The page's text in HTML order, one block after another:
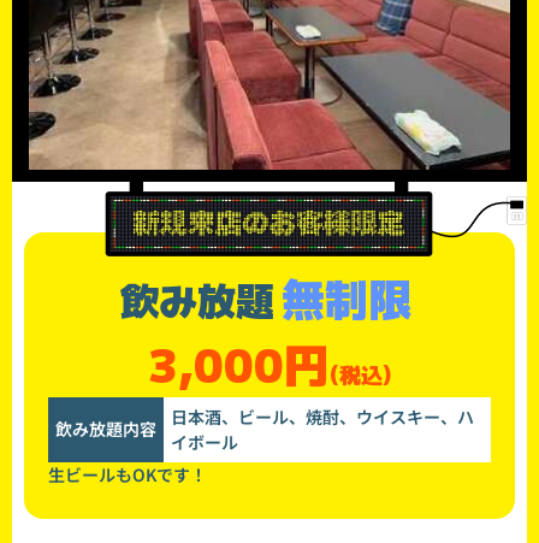
飲み放題無制限
3,000円(税込)
飲み放題内容
日本酒、ビール、焼酎、ウイスキー、ハ
イボール
生ビールもOKです！